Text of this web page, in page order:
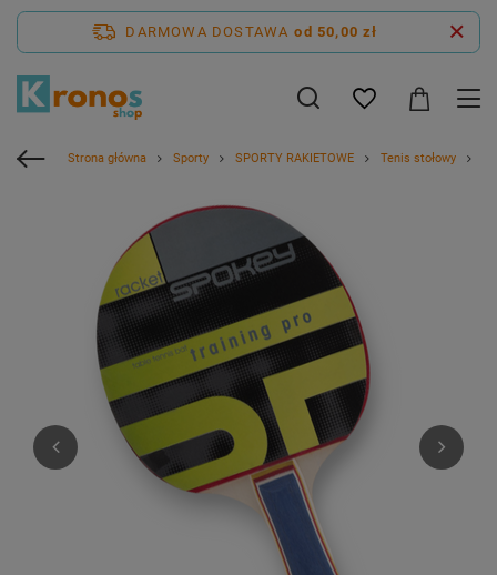
DARMOWA DOSTAWA od 50,00 zł
Strona główna Sporty SPORTY RAKIETOWE Tenis stołowy